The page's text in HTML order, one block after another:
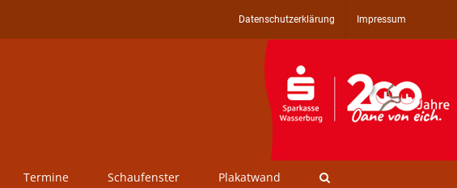
Datenschutzerklärung Impressum
Termine Schaufenster Plakatwand